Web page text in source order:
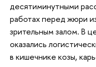
десятиминутными
работах перед жюри
зрительным залом. В
оказались
в кишечнике козы,